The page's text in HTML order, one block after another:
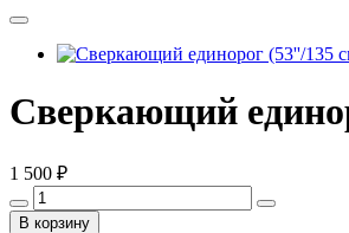
Сверкающий
1 500 ₽
В корзину